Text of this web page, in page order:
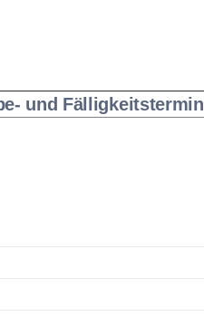
und Fälligkeitstermin